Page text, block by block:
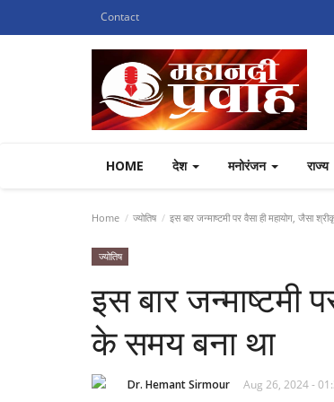
Contact
HOME देश मनोरंजन राज्य
Home ज्योतिष इस बार जन्माष्टमी पर वैसा ही महायोग, जैसा
ज्योतिष
इस बार जन्माष्टमी
के समय बना था
Dr. Hemant Sirmour Aug 26, 2024 -